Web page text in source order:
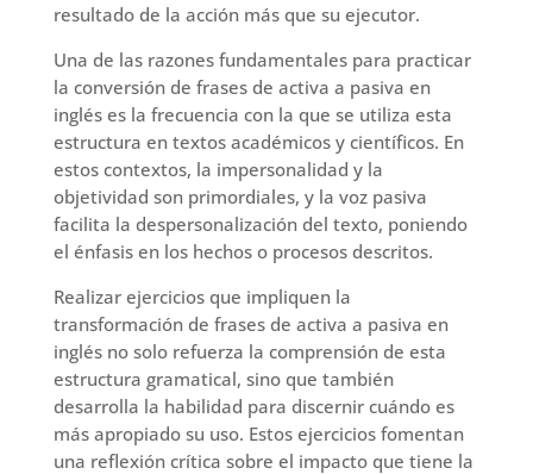
resultado de la acción más que su ejecutor.
Una de las razones fundamentales para practicar
la conversión de frases de activa a pasiva en
inglés es la frecuencia con la que se utiliza esta
estructura en textos académicos y científicos. En
estos contextos, la impersonalidad y la
objetividad son primordiales, y la voz pasiva
facilita la despersonalización del texto, poniendo
el énfasis en los hechos o procesos descritos.
Realizar ejercicios que impliquen la
transformación de frases de activa a pasiva en
inglés no solo refuerza la comprensión de esta
estructura gramatical, sino que también
desarrolla la habilidad para discernir cuándo es
más apropiado su uso. Estos ejercicios fomentan
una reflexión crítica sobre el impacto que tiene la